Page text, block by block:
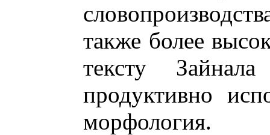
также более
тексту
продуктивно
морфология.